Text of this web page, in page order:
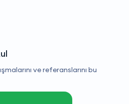
ve referanslarını bu